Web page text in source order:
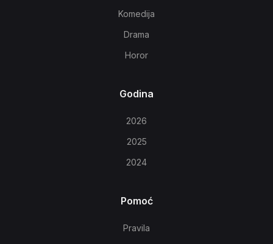
Komedija
Drama
Horor
Godina
2026
2025
2024
Pomoć
Pravila